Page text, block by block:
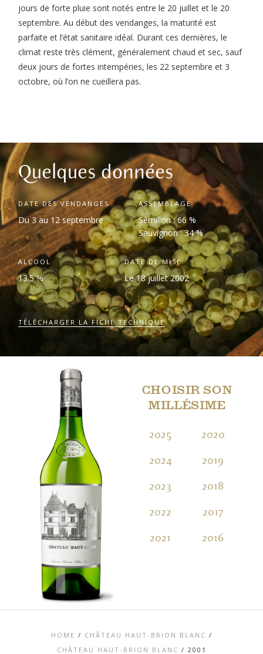
jours de forte pluie sont notés entre le 20 juillet et le 20
septembre. Au début des vendanges, la maturité est
parfaite et l’état sanitaire idéal. Durant ces dernières, le
climat reste très clément, généralement chaud et sec, sauf
deux jours de fortes intempéries, les 22 septembre et 3
octobre, où l’on ne cueillera pas.
Quelques données
DATE DES VENDANGES
Du 3 au 12 septembre
ASSEMBLAGE
Sémillon : 66 %
Sauvignon : 34 %
ALCOOL
13.5 %
DATE DE MISE
Le 18 juillet 2002
TÉLÉCHARGER LA FICHE TECHNIQUE
CHOISIR SON
MILLÉSIME
2025
2024
2023
2022
2021
2020
2019
2018
2017
2016
HOME / CHÂTEAU HAUT-BRION BLANC /
CHÂTEAU HAUT-BRION BLANC / 2001